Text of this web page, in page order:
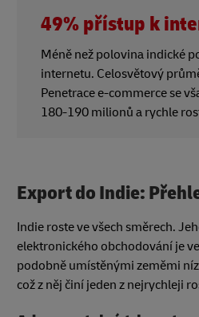
49% přístup k
Méně než polovina indické
internetu. Celosvětový
Penetrace e-commerce se
180-190 milionů a rychle
Export do Indie:
Indie roste ve všech směrech.
elektronického obchodování je
podobně umístěnými zeměmi
což z něj činí jeden z nejrychleji